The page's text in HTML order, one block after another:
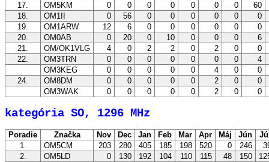
17.
OM5KM 0 0 0 0 0 0 0
60
18.
OM1II 0 56 0 0 0 0 0
0
19.
OM1ARW 12 6 0 0 0 0 0
0
20.
OM0AB 0 20 0 10 0 0 0
6
21.
OM/OK1VLG 4 0 2 2 0 2 0
0
22.
OM3TRN 0 0 0 0 0 0 0
4
OM3KEG
0 0 0 0 0 4 0
0
24.
OM8DM 0 0 0 0 0 2 0
0
OM3WAK
0 0 0 0 0 2 0 0
kategória SO, 1296 MHz
Poradie Značka Nov Dec Jan Feb Mar Apr Máj Jún
1.
OM5CM 203 280 405 185 198 520 0 246
2.
OM5LD 0 130 192 104 110 115 48 150